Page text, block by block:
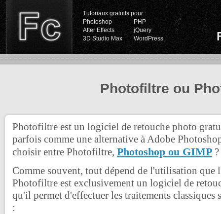
Tutoriaux gratuits pour :
Photoshop
PHP
After Effects
jQuery
3D Studio Max
WordPress
Photofiltre ou
Photofiltre est un logiciel de retouche photo
parfois comme une alternative à Adobe
choisir entre Photofiltre, Photoshop ou GIMP ?
Comme souvent, tout dépend de l'utilisation que
Photofiltre est exclusivement un logiciel de
qu'il permet d'effectuer les traitements classiques
: